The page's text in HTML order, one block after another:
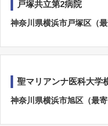
戸塚共立第2病院
神奈川県横浜市戸塚区（
聖マリアンナ医科大学
神奈川県横浜市旭区（最